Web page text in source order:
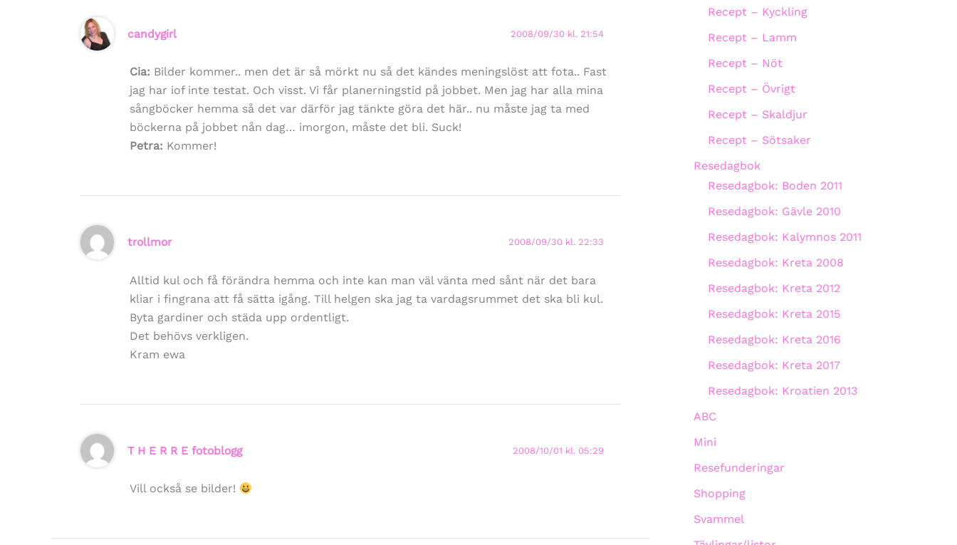
candygirl 2008/09/30 kl. 21:54
Cia: Bilder kommer.. men det är så mörkt nu så det kändes meningslöst att fota.. Fast
jag har iof inte testat. Och visst. Vi får planerningstid på jobbet. Men jag har alla mina
sångböcker hemma så det var därför jag tänkte göra det här.. nu måste jag ta med
böckerna på jobbet nån dag… imorgon, måste det bli. Suck!
Petra: Kommer!
trollmor 2008/09/30 kl. 22:33
Alltid kul och få förändra hemma och inte kan man väl vänta med sånt när det bara
kliar i fingrana att få sätta igång. Till helgen ska jag ta vardagsrummet det ska bli kul.
Byta gardiner och städa upp ordentligt.
Det behövs verkligen.
Kram ewa
T H E R R E fotoblogg 2008/10/01 kl. 05:29
Vill också se bilder!
Recept – Kyckling
Recept – Lamm
Recept – Nöt
Recept – Övrigt
Recept – Skaldjur
Recept – Sötsaker
Resedagbok
Resedagbok: Boden 2011
Resedagbok: Gävle 2010
Resedagbok: Kalymnos 2011
Resedagbok: Kreta 2008
Resedagbok: Kreta 2012
Resedagbok: Kreta 2015
Resedagbok: Kreta 2016
Resedagbok: Kreta 2017
Resedagbok: Kroatien 2013
ABC
Mini
Resefunderingar
Shopping
Svammel